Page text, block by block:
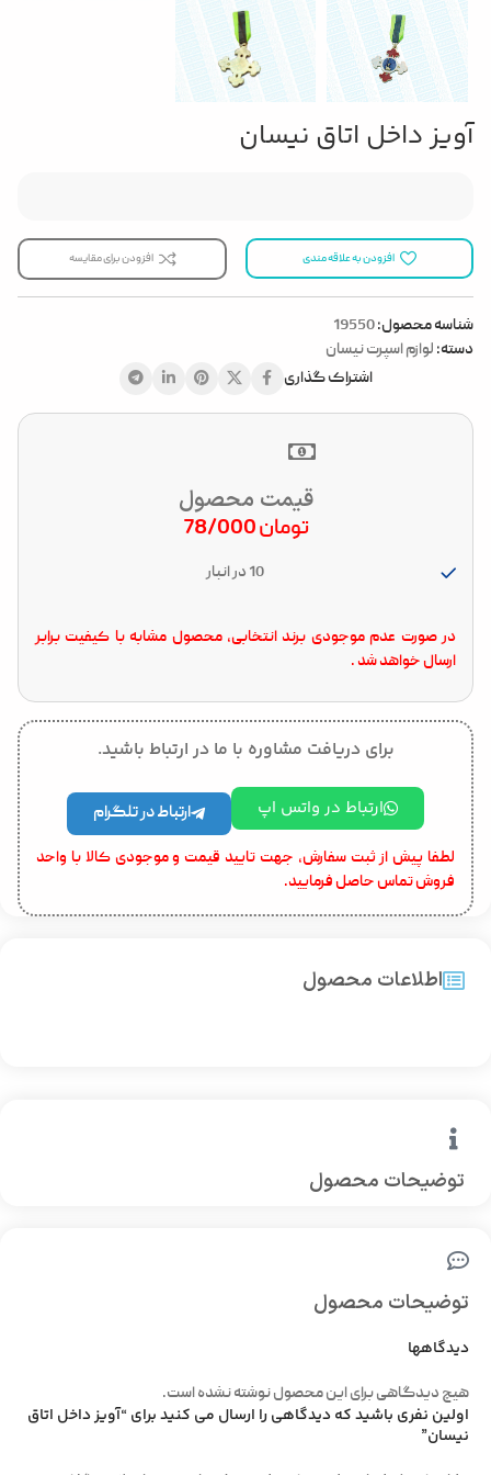
آویز داخل اتاق نیسان
افزودن به علاقه مندی افزودن برای مقایسه
شناسه محصول:19550
دسته: لوازم اسپرت نیسان
اشتراک گذاری
قیمت محصول
تومان
10 در انبار
در صورت عدم موجودی برند انتخابی، محصول مشابه با کیفیت برابر
ارسال خواهد شد .
برای دریافت مشاوره با ما در ارتباط باشید.
ارتباط در واتس اپ ارتباط در تلگرام
لطفا پیش از ثبت سفارش، جهت تایید قیمت و موجودی کالا با واحد
فروش تماس حاصل فرمایید.
توضیحات محصول
اطلاعات محصول
توضیحات محصول
دیدگاهها
هیچ دیدگاهی برای این محصول نوشته نشده است.
اولین نفری باشید که دیدگاهی را ارسال می کنید برای “آویز داخل اتاق
نیسان”